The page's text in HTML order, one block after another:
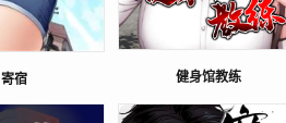
寄宿 健身馆教练